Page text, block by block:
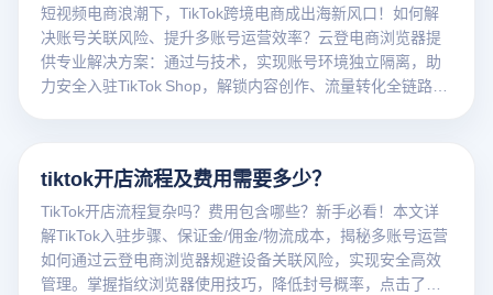
短视频电商浪潮下，TikTok跨境电商成出海新风口！如何解
决账号关联风险、提升多账号运营效率？云登电商浏览器提
供专业解决方案：通过与技术，实现账号环境独立隔离，助
力安全入驻TikTok Shop，解锁内容创作、流量转化全链路实
tiktok开店流程及费用需要多少？
TikTok开店流程复杂吗？费用包含哪些？新手必看！本文详
解TikTok入驻步骤、保证金/佣金/物流成本，揭秘多账号运营
如何通过云登电商浏览器规避设备关联风险，实现安全高效
管理。掌握指纹浏览器使用技巧，降低封号概率，点击了解